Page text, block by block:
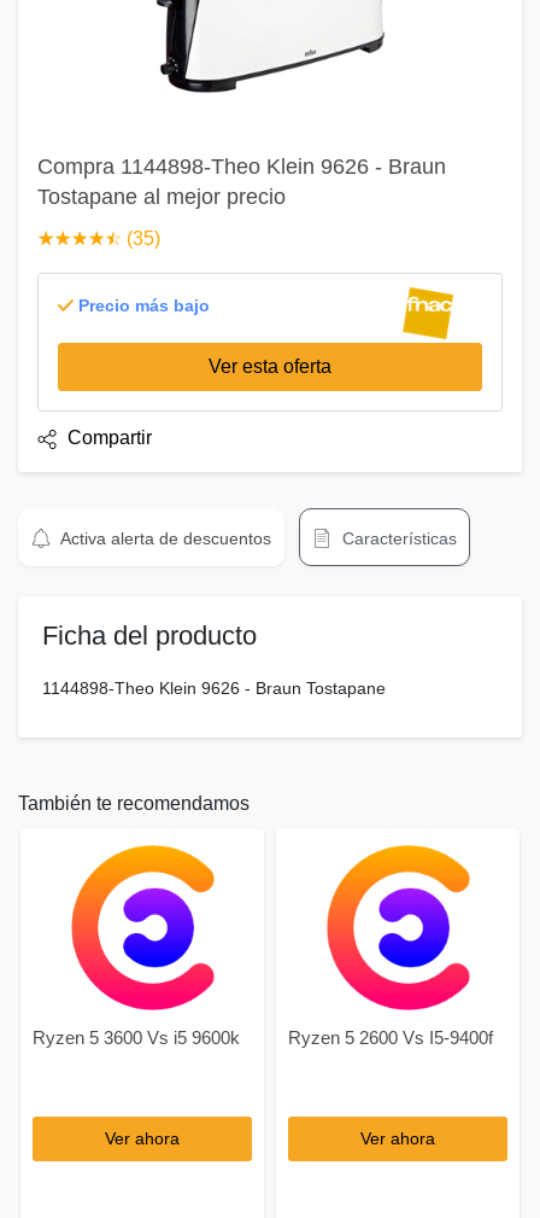
Compra 1144898-Theo Klein 9626 - Braun
Tostapane al mejor precio
☆☆☆☆☆
★★★★★ (35)
Precio más bajo
Ver esta oferta
Compartir
Activa alerta de descuentos Características
Ficha del producto
1144898-Theo Klein 9626 - Braun Tostapane
También te recomendamos
Ryzen 5 3600 Vs i5 9600k
Ver ahora
Ryzen 5 2600 Vs I5-9400f
Ver ahora